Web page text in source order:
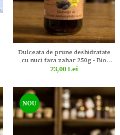
Dulceata de prune deshidratate
cu nuci fara zahar 250g - Bio
Terra Topoloveni
23,00 Lei
NOU